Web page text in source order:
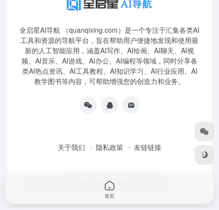
全启星AI导航 （quanqixing.com）是一个专注于汇集各类AI
工具和资源的导航平台，旨在帮助用户便捷地发现和使用最
新的人工智能应用，涵盖AI写作、AI绘画、AI聊天、AI视
频、AI音乐、AI游戏、AI办公、AI编程等领域，同时分享各
类AI热点资讯、AI工具教程、AI知识学习、AI行业应用、AI
教学图书等内容，可帮助增强您的创造力和业务。
关于我们 隐私政策 友链链接
全启星AI导航鲁ICP备2023010227号
首页